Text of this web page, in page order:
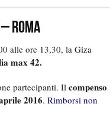
Roma
alle ore 13,30, la Giza
max 42.
partecipanti. Il compenso
2016. Rimborsi non